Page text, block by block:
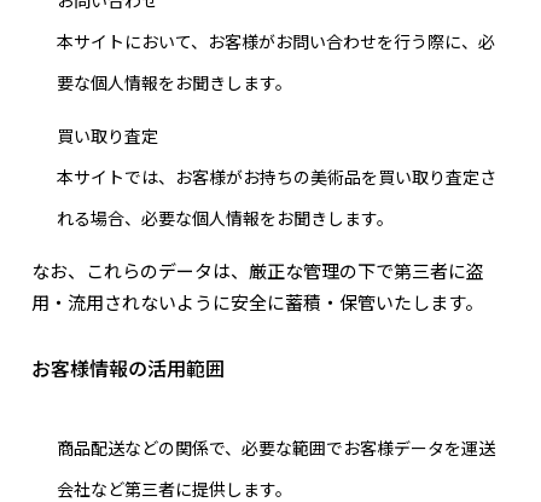
本サイトにおいて、お客様がお問い合わせを行う際に、必
要な個人情報をお聞きします。
買い取り査定
本サイトでは、お客様がお持ちの美術品を買い取り査定さ
れる場合、必要な個人情報をお聞きします。
なお、これらのデータは、厳正な管理の下で第三者に盗
用・流用されないように安全に蓄積・保管いたします。
お客様情報の活用範囲
商品配送などの関係で、必要な範囲でお客様データを運送
会社など第三者に提供します。